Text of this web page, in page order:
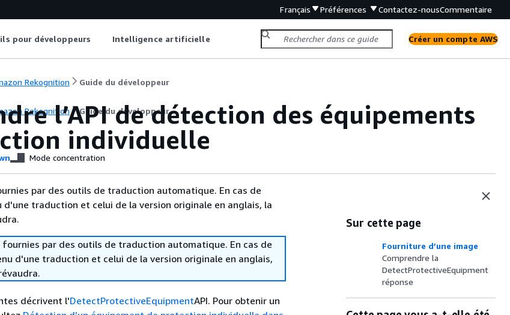
Français Préférences Contactez-nousCommentaire
pour développeurs Intelligence artificielle Créer un compte AWS
Rekognition Guide du développeur
Rekognition Guide du développeur
l’API de détection des équipements
individuelle
Mode concentration
par des outils de traduction automatique. En cas de
traduction et celui de la version originale en anglais, la
par des outils de traduction automatique. En cas de
d'une traduction et celui de la version originale en anglais,
décrivent l'DetectProtectiveEquipmentAPI. Pour obtenir un
Sur cette page
Fourniture d’une image
Comprendre la
DetectProtectiveEquipment
réponse